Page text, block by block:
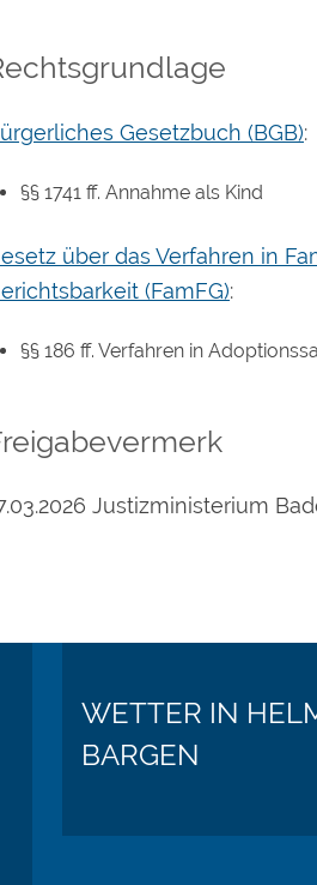
Gesetzbuch (BGB):
§§ 1741 ff. Annahme als Kind
über das Verfahren in
(FamFG):
§§ 186 ff. Verfahren in
Justizministerium
WETTER IN
BARGEN